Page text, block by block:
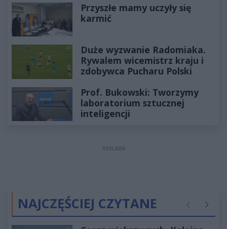
Przyszłe mamy uczyły się
karmić
Duże wyzwanie Radomiaka.
Rywalem wicemistrz kraju i
zdobywca Pucharu Polski
Prof. Bukowski: Tworzymy
laboratorium sztucznej
inteligencji
REKLAMA
NAJCZĘŚCIEJ CZYTANE Poprzednie